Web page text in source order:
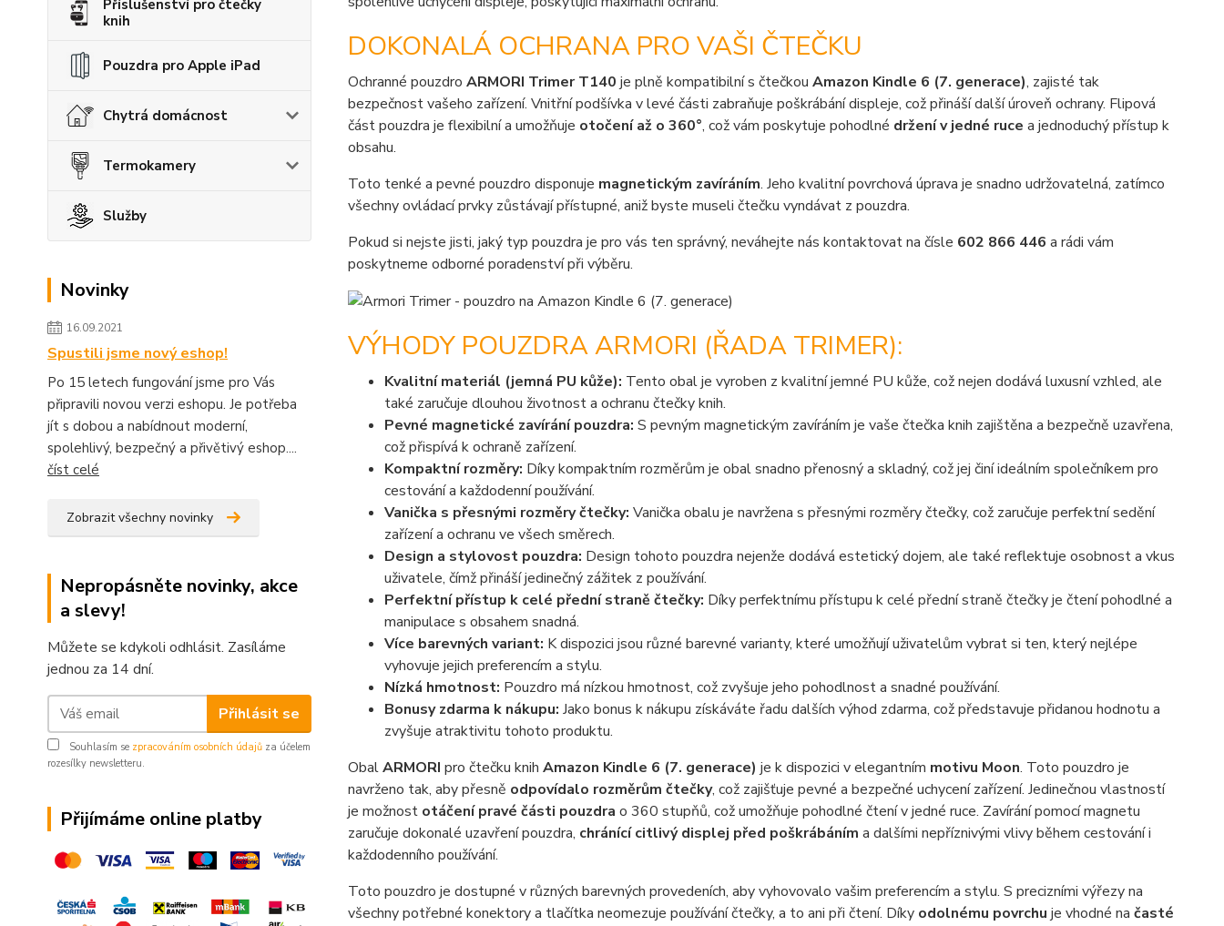
Příslušenství pro čtečky
knih
Pouzdra pro Apple iPad
Chytrá domácnost
Termokamery
Služby
Novinky
16.09.2021
Spustili jsme nový eshop!
Po 15 letech fungování jsme pro Vás
připravili novou verzi eshopu. Je potřeba
jít s dobou a nabídnout moderní,
spolehlivý, bezpečný a přivětivý eshop....
číst celé
Zobrazit všechny novinky
Nepropásněte novinky, akce
a slevy!
Můžete se kdykoli odhlásit. Zasíláme
jednou za 14 dní.
Přihlásit se
Souhlasím se zpracováním osobních údajů za účelem
rozesílky newsletteru.
Přijímáme online platby
DOKONALÁ OCHRANA PRO VAŠI ČTEČKU
Ochranné pouzdro ARMORI Trimer T140 je plně kompatibilní s čtečkou Amazon Kindle 6 (7. generace), zajisté tak
bezpečnost vašeho zařízení. Vnitřní podšívka v levé části zabraňuje poškrábání displeje, což přináší další úroveň ochrany. Flipová
část pouzdra je flexibilní a umožňuje otočení až o 360°, což vám poskytuje pohodlné držení v jedné ruce a jednoduchý přístup k
obsahu.
Toto tenké a pevné pouzdro disponuje magnetickým zavíráním. Jeho kvalitní povrchová úprava je snadno udržovatelná, zatímco
všechny ovládací prvky zůstávají přístupné, aniž byste museli čtečku vyndávat z pouzdra.
Pokud si nejste jisti, jaký typ pouzdra je pro vás ten správný, neváhejte nás kontaktovat na čísle 602 866 446 a rádi vám
poskytneme odborné poradenství při výběru.
VÝHODY POUZDRA ARMORI (ŘADA TRIMER):
Kvalitní materiál (jemná PU kůže): Tento obal je vyroben z kvalitní jemné PU kůže, což nejen dodává luxusní vzhled, ale
také zaručuje dlouhou životnost a ochranu čtečky knih.
Pevné magnetické zavírání pouzdra: S pevným magnetickým zavíráním je vaše čtečka knih zajištěna a bezpečně uzavřena,
což přispívá k ochraně zařízení.
Kompaktní rozměry: Díky kompaktním rozměrům je obal snadno přenosný a skladný, což jej činí ideálním společníkem pro
cestování a každodenní používání.
Vanička s přesnými rozměry čtečky: Vanička obalu je navržena s přesnými rozměry čtečky, což zaručuje perfektní sedění
zařízení a ochranu ve všech směrech.
Design a stylovost pouzdra: Design tohoto pouzdra nejenže dodává estetický dojem, ale také reflektuje osobnost a vkus
uživatele, čímž přináší jedinečný zážitek z používání.
Perfektní přístup k celé přední straně čtečky: Díky perfektnímu přístupu k celé přední straně čtečky je čtení pohodlné a
manipulace s obsahem snadná.
Více barevných variant: K dispozici jsou různé barevné varianty, které umožňují uživatelům vybrat si ten, který nejlépe
vyhovuje jejich preferencím a stylu.
Nízká hmotnost: Pouzdro má nízkou hmotnost, což zvyšuje jeho pohodlnost a snadné používání.
Bonusy zdarma k nákupu: Jako bonus k nákupu získáváte řadu dalších výhod zdarma, což představuje přidanou hodnotu a
zvyšuje atraktivitu tohoto produktu.
ObalARMORI pro čtečku knih Amazon Kindle 6 (7. generace) je k dispozici v elegantním motivu Moon. Toto pouzdro je
navrženo tak, aby přesně odpovídalo rozměrům čtečky, což zajišťuje pevné a bezpečné uchycení zařízení. Jedinečnou vlastností
je možnost otáčení pravé části pouzdra o 360 stupňů, což umožňuje pohodlné čtení v jedné ruce. Zavírání pomocí magnetu
zaručuje dokonalé uzavření pouzdra, chránící citlivý displej před poškrábáním a dalšími nepříznivými vlivy během cestování i
každodenního používání.
Toto pouzdro je dostupné v různých barevných provedeních, aby vyhovovalo vašim preferencím a stylu. S precizními výřezy na
všechny potřebné konektory a tlačítka neomezuje používání čtečky, a to ani při čtení. Díky odolnému povrchu je vhodné na časté